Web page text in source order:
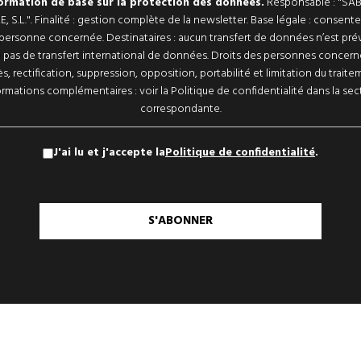
S.L.". Finalité : gestion complète de la newsletter. Base légale :
concernée. Destinataires : aucun transfert de données n’est
pas de transfert international de données. Droits des personnes
rectification, suppression, opposition, portabilité et limitation du
complémentaires : voir la Politique de confidentialité dans la
correspondante.
J'ai lu et j'accepte laPolitique de confidentialité.
S'ABONNER